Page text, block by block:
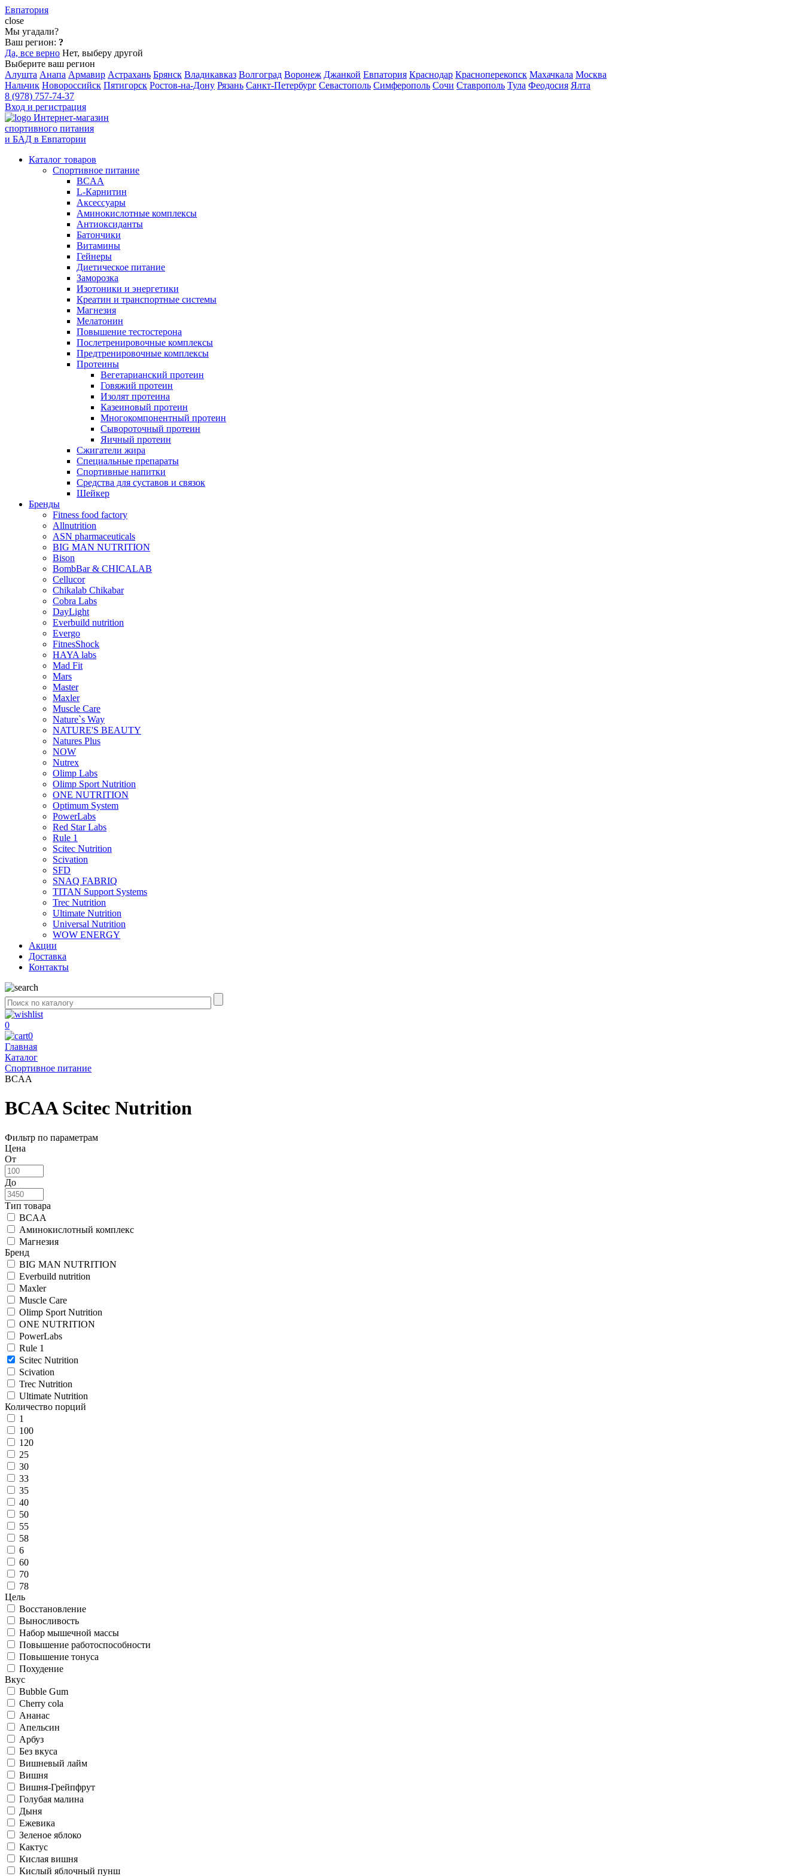
Евпатория
close
Мы угадали?
Ваш регион: ?
Да, все верно Нет, выберу другой
Выберите ваш регион
Алушта Анапа Армавир Астрахань Брянск Владикавказ Волгоград Воронеж Джанкой Евпатория Краснодар Красноперекопск Махачкала Москва
Нальчик Новороссийск Пятигорск Ростов-на-Дону Рязань Санкт-Петербург Севастополь Симферополь Сочи Ставрополь Тула Феодосия Ялта
8 (978) 757-74-37
Вход и регистрация
Интернет-магазин
спортивного питания
и БАД в Евпатории
Каталог товаров
Спортивное питание
BCAA
L-Карнитин
Аксессуары
Аминокислотные комплексы
Антиоксиданты
Батончики
Витамины
Гейнеры
Диетическое питание
Заморозка
Изотоники и энергетики
Креатин и транспортные системы
Магнезия
Мелатонин
Повышение тестостерона
Послетренировочные комплексы
Предтренировочные комплексы
Протеины
Вегетарианский протеин
Говяжий протеин
Изолят протеина
Казеиновый протеин
Многокомпонентный протеин
Сывороточный протеин
Яичный протеин
Сжигатели жира
Специальные препараты
Спортивные напитки
Средства для суставов и связок
Шейкер
Бренды
Fitness food factory
Allnutrition
ASN pharmaceuticals
BIG MAN NUTRITION
Bison
BombBar & CHICALAB
Cellucor
Chikalab Chikabar
Cobra Labs
DayLight
Everbuild nutrition
Evergo
FitnesShock
HAYA labs
Mad Fit
Mars
Master
Maxler
Muscle Care
Nature`s Way
NATURE'S BEAUTY
Natures Plus
NOW
Nutrex
Olimp Labs
Olimp Sport Nutrition
ONE NUTRITION
Optimum System
PowerLabs
Red Star Labs
Rule 1
Scitec Nutrition
Scivation
SFD
SNAQ FABRIQ
TITAN Support Systems
Trec Nutrition
Ultimate Nutrition
Universal Nutrition
WOW ENERGY
Акции
Доставка
Контакты
0
0
Главная
Каталог
Спортивное питание
BCAA
BCAA Scitec Nutrition
Фильтр по параметрам
Цена
От
До
Тип товара
BCAA
Аминокислотный комплекс
Магнезия
Бренд
BIG MAN NUTRITION
Everbuild nutrition
Maxler
Muscle Care
Olimp Sport Nutrition
ONE NUTRITION
PowerLabs
Rule 1
Scitec Nutrition
Scivation
Trec Nutrition
Ultimate Nutrition
Количество порций
1
100
120
25
30
33
35
40
50
55
58
6
60
70
78
Цель
Восстановление
Выносливость
Набор мышечной массы
Повышение работоспособности
Повышение тонуса
Похудение
Вкус
Bubble Gum
Cherry cola
Ананас
Апельсин
Арбуз
Без вкуса
Вишневый лайм
Вишня
Вишня-Грейпфрут
Голубая малина
Дыня
Ежевика
Зеленое яблоко
Кактус
Кислая вишня
Кислый яблочный пунш